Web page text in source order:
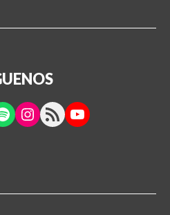
Instagram
RSS FeedYouTube